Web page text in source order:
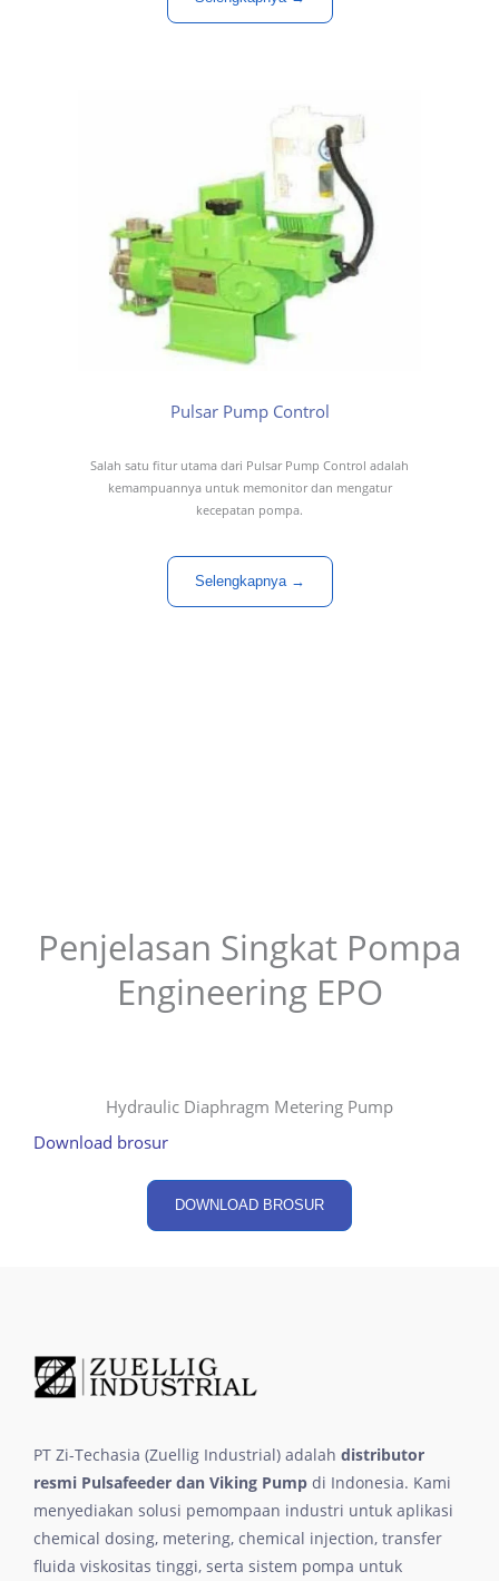
Pulsar Pump Control
Salah satu fitur utama dari Pulsar Pump Control adalah
kemampuannya untuk memonitor dan mengatur
kecepatan pompa.
Selengkapnya →
Penjelasan Singkat Pompa
Engineering EPO
Hydraulic Diaphragm Metering Pump
Download brosur
DOWNLOAD BROSUR
PT Zi-Techasia (Zuellig Industrial) adalah distributor
resmi Pulsafeeder dan Viking Pump di Indonesia. Kami
menyediakan solusi pemompaan industri untuk aplikasi
chemical dosing, metering, chemical injection, transfer
fluida viskositas tinggi, serta sistem pompa untuk